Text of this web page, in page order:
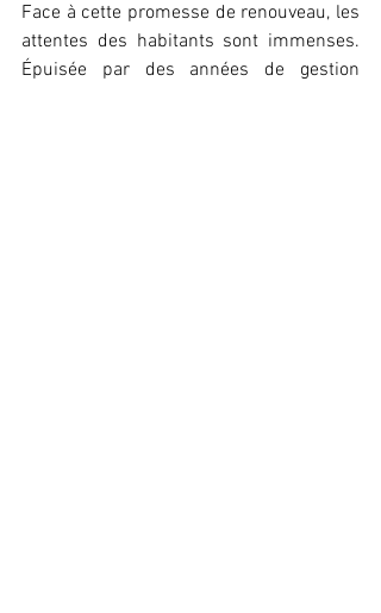
Face à cette promesse de renouveau, les
attentes des habitants sont immenses.
Épuisée par des années de gestion